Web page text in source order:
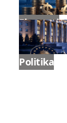
Ekonomi
Politika